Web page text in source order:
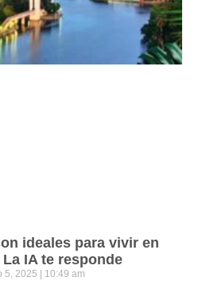
ideales para vivir en
IA te responde
5, 2025 10:49 am